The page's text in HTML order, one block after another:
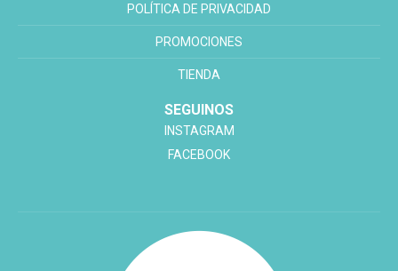
POLÍTICA DE PRIVACIDAD
PROMOCIONES
TIENDA
SEGUINOS
INSTAGRAM
FACEBOOK